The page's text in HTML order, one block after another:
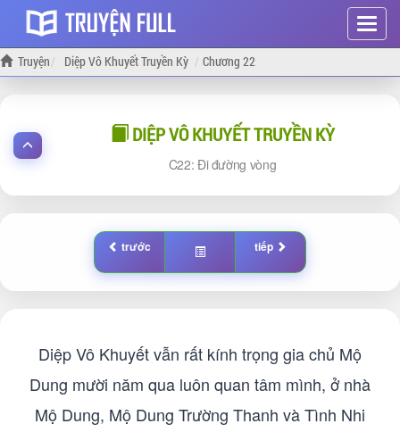
Hiện
menu
Truyện Diệp Vô Khuyết Truyền Kỳ Chương 22
DIỆP VÔ KHUYẾT TRUYỀN KỲ
22: Đi đường vòng
trước tiếp
Diệp Vô Khuyết vẫn rất kính trọng gia chủ Mộ
Dung mười năm qua luôn quan tâm mình, ở nhà
Mộ Dung, Mộ Dung Trường Thanh và Tình Nhi